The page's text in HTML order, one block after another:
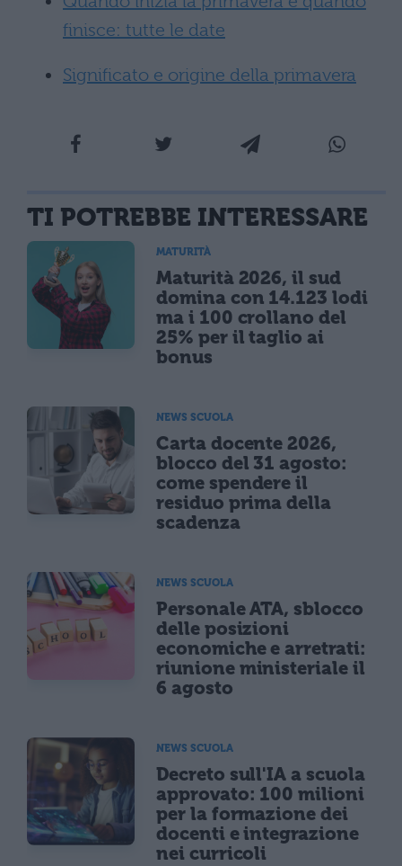
finisce: tutte le date
Significato e origine della primavera
TI POTREBBE INTERESSARE
MATURITÀ
Maturità 2026, il sud
domina con 14.123 lodi
ma i 100 crollano del
25% per il taglio ai
bonus
NEWS SCUOLA
Carta docente 2026,
blocco del 31 agosto:
come spendere il
residuo prima della
scadenza
NEWS SCUOLA
Personale ATA, sblocco
delle posizioni
economiche e arretrati:
riunione ministeriale il
6 agosto
NEWS SCUOLA
Decreto sull'IA a scuola
approvato: 100 milioni
per la formazione dei
docenti e integrazione
nei curricoli